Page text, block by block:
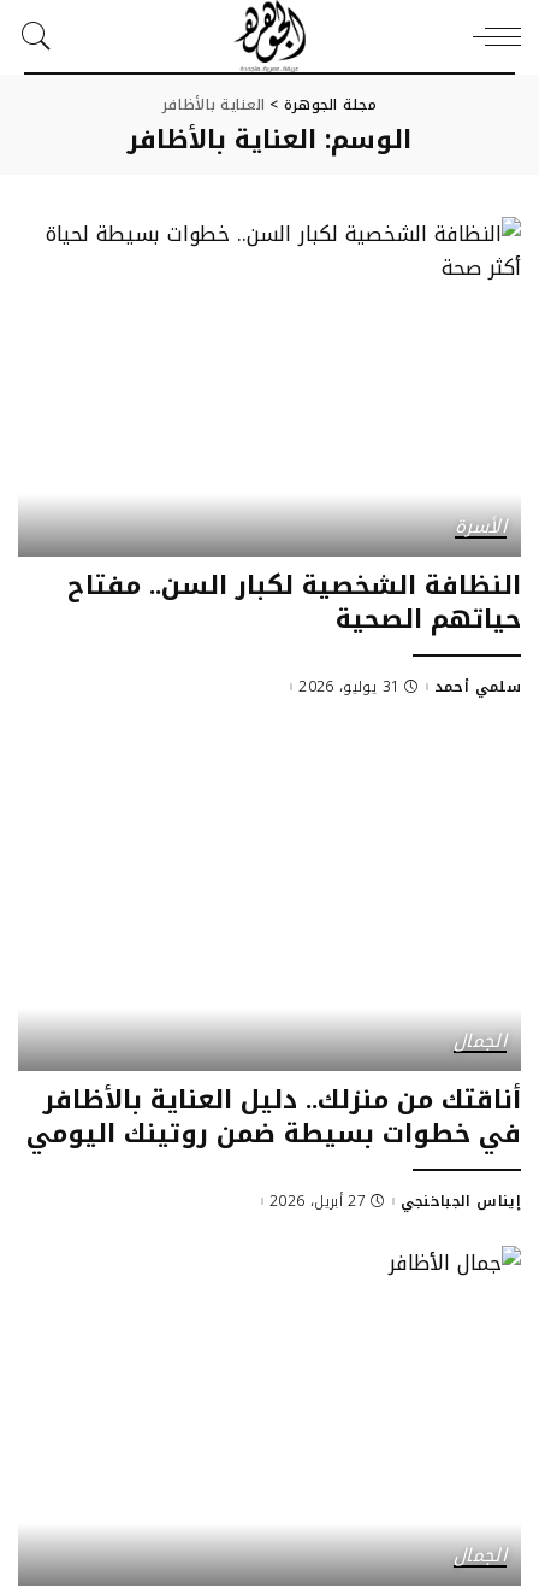
مجلة الجوهرة > العناية بالأظافر
الوسم: العناية بالأظافر
الأسرة
النظافة الشخصية لكبار السن.. مفتاح
حياتهم الصحية
Posted
سلمي أحمد 31 يوليو، 2026
الجمال
أناقتك من منزلك.. دليل العناية بالأظافر
في خطوات بسيطة ضمن روتينك اليومي
Posted
إيناس الجباخنجي 27 أبريل، 2026
الجمال